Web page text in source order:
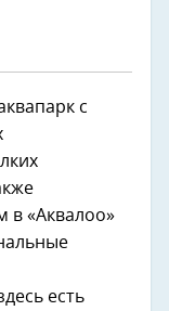
с
в «Аквалоо»
есть